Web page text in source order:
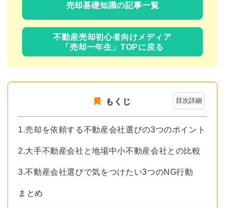
売却基礎知識の記事一覧
不動産売却初心者向けメディア
「売却一年生」TOPに戻る
目次詳細
もくじ
1.売却を依頼する不動産会社選びの3つのポイント
2.大手不動産会社と地場中小不動産会社との比較
3.不動産会社選びで気をつけたい3つのNG行動
まとめ